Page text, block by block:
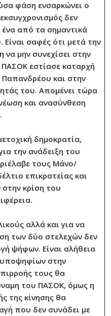
φάση ενσαρκώνει ο
δεν
από τα σημαντικά
σαφές ότι μετά την
μην συνεχίσει στην
εστίασε καταρχή
και στην
του. Απομένει τώρα
και ανασύνθεση
δημοκρατία,
την ανάδειξη του
τους Μάνο/
επικρατείας και
κρίση του
αλλά και για να
των δύο στελεχών δεν
ψήφων. Είναι αλήθεια
στην
τους θα
του ΠΑΣΟΚ, όμως η
της κίνησης θα
που δεν συνάδει με